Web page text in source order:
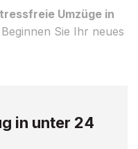
Umzüge in
Sie Ihr neues
in unter 24